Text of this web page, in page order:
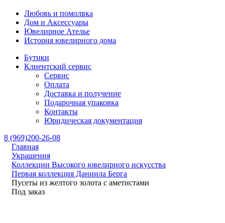
Любовь и помолвка
Дом и Аксессуары
Ювелирное Ателье
История ювелирного дома
Бутики
Клиентский сервис
Сервис
Оплата
Доставка и получение
Подарочная упаковка
Контакты
Юридическая документация
8 (969)200-26-08
Главная
Украшения
Коллекции Высокого ювелирного искусства
Первая коллекция Даниила Берга
Пусеты из желтого золота с аметистами
Под заказ